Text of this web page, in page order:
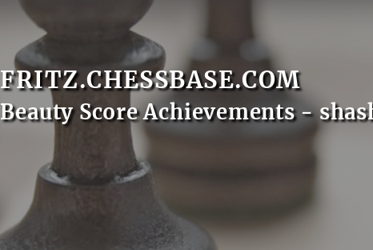
FRITZ.CHESSBASE.COM
Beauty Score Achievements -